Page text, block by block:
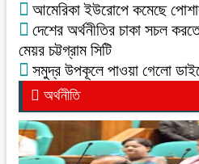
আমেরিকা ইউরোপে কমেছে
দেশের অর্থনীতির চাকা সচল
মেয়র চট্টগ্রাম সিটি
সমুদ্র উপকূলে পাওয়া গেলো
অর্থনীতি